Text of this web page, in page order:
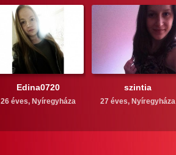
Edina0720
26 éves, Nyíregyháza
szintia
27 éves, Nyíregyháza